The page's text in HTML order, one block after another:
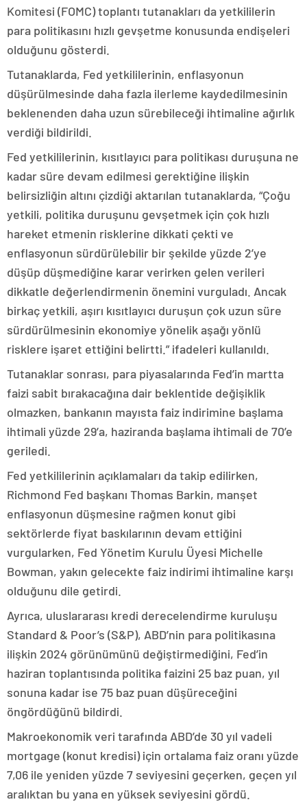
Komitesi (FOMC) toplantı tutanakları da yetkililerin
para politikasını hızlı gevşetme konusunda endişeleri
olduğunu gösterdi.
Tutanaklarda, Fed yetkililerinin, enflasyonun
düşürülmesinde daha fazla ilerleme kaydedilmesinin
beklenenden daha uzun sürebileceği ihtimaline ağırlık
verdiği bildirildi.
Fed yetkililerinin, kısıtlayıcı para politikası duruşuna ne
kadar süre devam edilmesi gerektiğine ilişkin
belirsizliğin altını çizdiği aktarılan tutanaklarda, “Çoğu
yetkili, politika duruşunu gevşetmek için çok hızlı
hareket etmenin risklerine dikkati çekti ve
enflasyonun sürdürülebilir bir şekilde yüzde 2’ye
düşüp düşmediğine karar verirken gelen verileri
dikkatle değerlendirmenin önemini vurguladı. Ancak
birkaç yetkili, aşırı kısıtlayıcı duruşun çok uzun süre
sürdürülmesinin ekonomiye yönelik aşağı yönlü
risklere işaret ettiğini belirtti.” ifadeleri kullanıldı.
Tutanaklar sonrası, para piyasalarında Fed’in martta
faizi sabit bırakacağına dair beklentide değişiklik
olmazken, bankanın mayısta faiz indirimine başlama
ihtimali yüzde 29’a, haziranda başlama ihtimali de 70’e
geriledi.
Fed yetkililerinin açıklamaları da takip edilirken,
Richmond Fed başkanı Thomas Barkin, manşet
enflasyonun düşmesine rağmen konut gibi
sektörlerde fiyat baskılarının devam ettiğini
vurgularken, Fed Yönetim Kurulu Üyesi Michelle
Bowman, yakın gelecekte faiz indirimi ihtimaline karşı
olduğunu dile getirdi.
Ayrıca, uluslararası kredi derecelendirme kuruluşu
Standard & Poor’s (S&P), ABD’nin para politikasına
ilişkin 2024 görünümünü değiştirmediğini, Fed’in
haziran toplantısında politika faizini 25 baz puan, yıl
sonuna kadar ise 75 baz puan düşüreceğini
öngördüğünü bildirdi.
Makroekonomik veri tarafında ABD’de 30 yıl vadeli
mortgage (konut kredisi) için ortalama faiz oranı yüzde
7,06 ile yeniden yüzde 7 seviyesini geçerken, geçen yıl
aralıktan bu yana en yüksek seviyesini gördü.